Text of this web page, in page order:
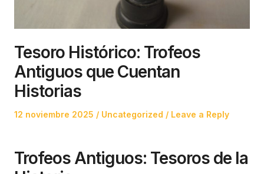
Tesoro Histórico: Trofeos
Antiguos que Cuentan
Historias
Posted
12 noviembre 2025
Posted
Uncategorized Leave a Reply
Trofeos Antiguos: Tesoros de la